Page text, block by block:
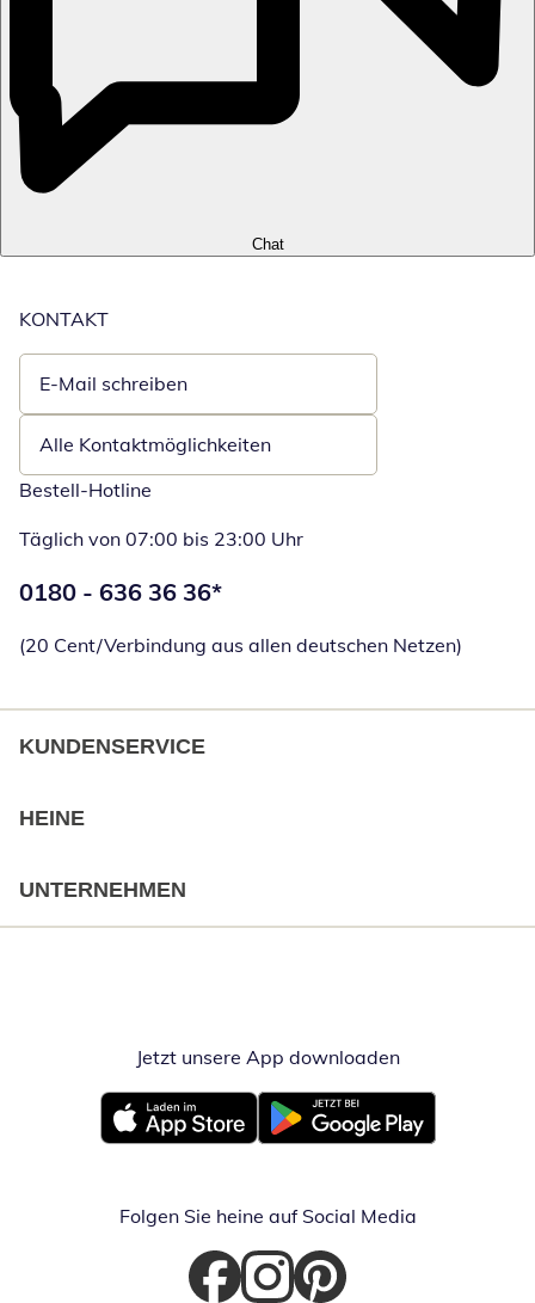
Chat
KONTAKT
E-Mail schreiben
Öffnet E-Mail-Client
Alle Kontaktmöglichkeiten
Bestell-Hotline
Täglich von 07:00 bis 23:00 Uhr
Telefonnummer:
0180 - 636 36 36*
(20 Cent/Verbindung aus allen deutschen Netzen)
KUNDENSERVICE
HEINE
UNTERNEHMEN
Jetzt unsere App downloadenÖffnet in
Öffnet in neuem FensterÖffnet in neuem Fenster
Folgen Sie heine auf Social Media